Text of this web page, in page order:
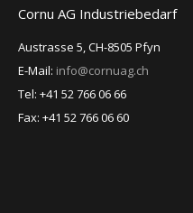
Cornu AG Industriebedarf
Austrasse 5, CH-8505 Pfyn
E-Mail: info@cornuag.ch
Tel: +41 52 766 06 66
Fax: +41 52 766 06 60